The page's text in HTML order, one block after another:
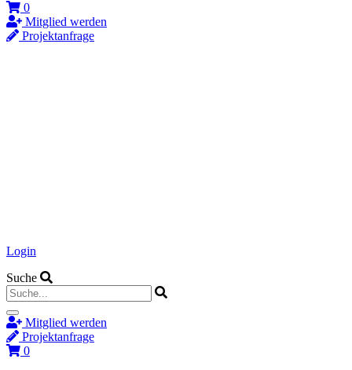
0
Mitglied werden
Projektanfrage
Login
Suche
Mitglied werden
Projektanfrage
0